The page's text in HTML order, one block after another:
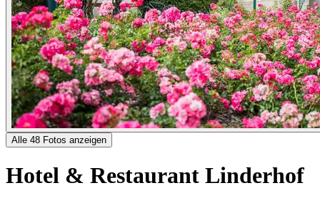
Alle 48 Fotos anzeigen
Hotel & Restaurant Linderhof